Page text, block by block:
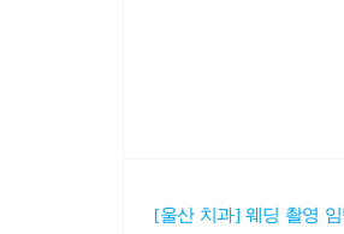
[울산 치과] 웨딩 촬영